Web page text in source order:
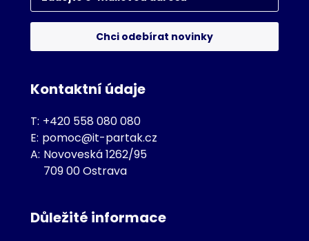
Chci odebírat novinky
Kontaktní údaje
T: +420 558 080 080
E: pomoc@it-partak.cz
A: Novoveská 1262/95
709 00 Ostrava
Důležité informace